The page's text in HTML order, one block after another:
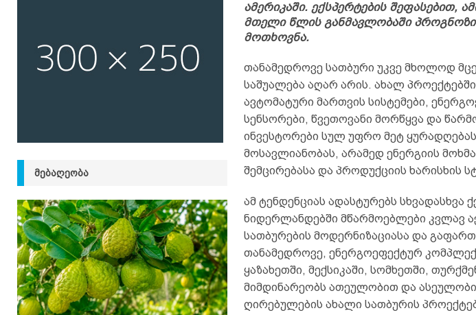
ამერიკაში. ექსპერტების შეფასებით,
მთელი წლის განმავლობაში
მოთხოვნა.
თანამედროვე სათბური უკვე მხოლოდ
საშუალება აღარ არის. ახალ
ავტომატური მართვის სისტემები,
სენსორები, წვეთოვანი მორწყვა და
ინვესტორები სულ უფრო მეტ
მოსავლიანობას, არამედ ენერგიის
შემცირებასა და პროდუქციის ხარისხის
ამ ტენდენციას ადასტურებს სხვადასხვა
ნიდერლანდებში მწარმოებლები კვლავ
სათბურების მოდერნიზაციასა და
თანამედროვე, ენერგოეფექტურ
ყაზახეთში, მექსიკაში, სომხეთში,
მიმდინარეობს ათეულობით და
ღირებულების ახალი სათბურის
ᲛᲔᲑᲐᲦᲔᲝᲑᲐ